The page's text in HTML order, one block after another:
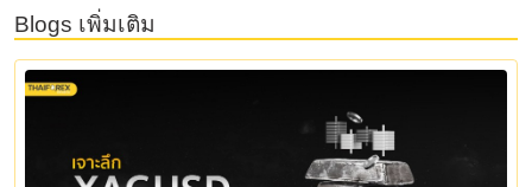
Blogs เพิ่มเติม